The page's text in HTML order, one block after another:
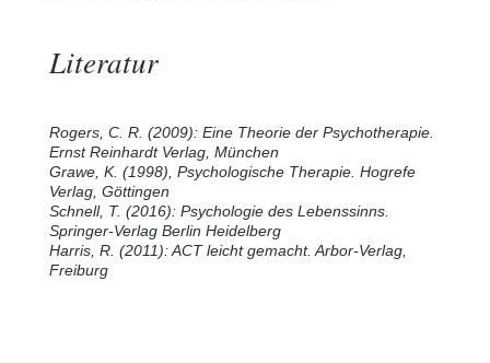
Literatur
Rogers, C. R. (2009): Eine Theorie der Psychotherapie.
Ernst Reinhardt Verlag, München
Grawe, K. (1998), Psychologische Therapie. Hogrefe
Verlag, Göttingen
Schnell, T. (2016): Psychologie des Lebenssinns.
Springer-Verlag Berlin Heidelberg
Harris, R. (2011): ACT leicht gemacht. Arbor-Verlag,
Freiburg